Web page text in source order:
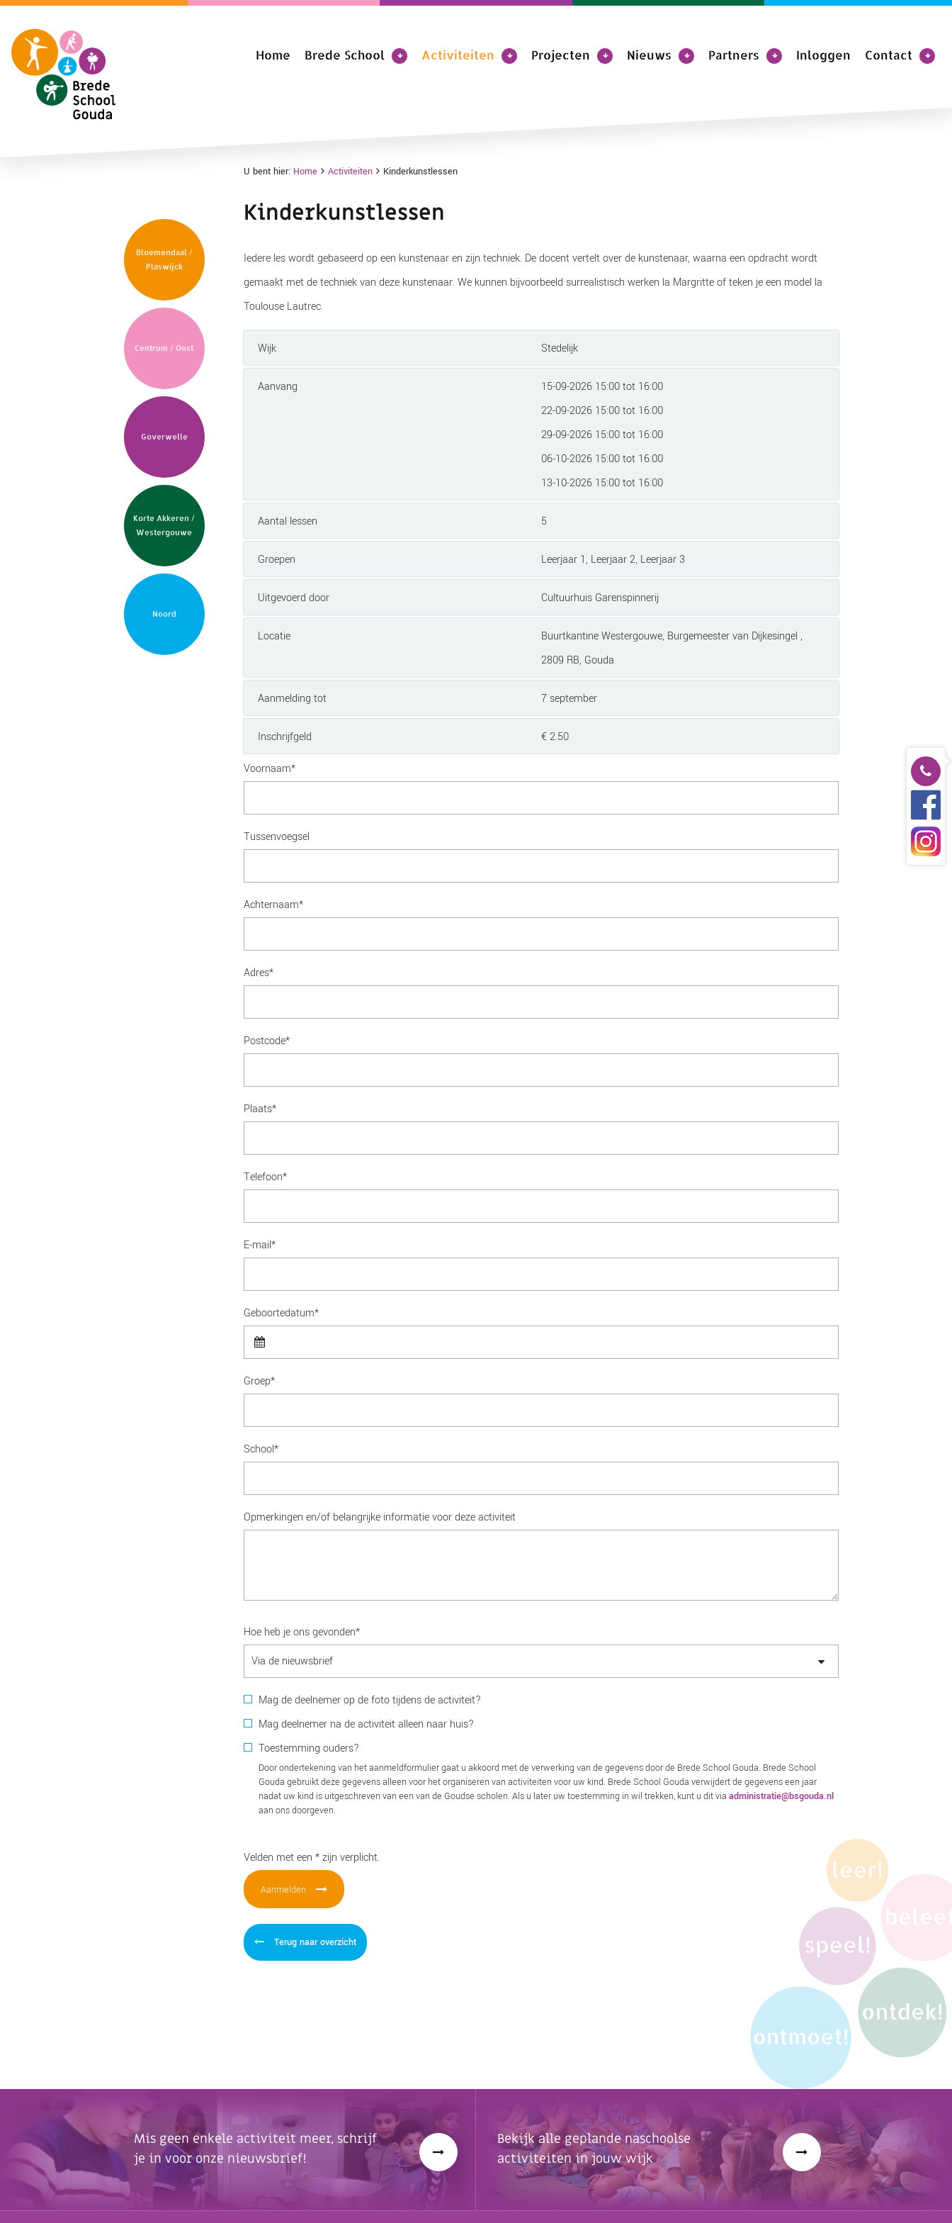
Home Brede School Activiteiten Projecten Nieuws Partners Inloggen Contact
Bloemendaal /
Plaswijck
Centrum / Oost
Goverwelle
Korte Akkeren /
Westergouwe
Noord
U bent hier: Home Activiteiten Kinderkunstlessen
Kinderkunstlessen
Iedere les wordt gebaseerd op een kunstenaar en zijn techniek. De docent vertelt over de kunstenaar, waarna een opdracht wordt
gemaakt met de techniek van deze kunstenaar. We kunnen bijvoorbeeld surrealistisch werken la Margritte of teken je een model la
Toulouse Lautrec.
Wijk Stedelijk
Aanvang
15-09-2026 15:00 tot 16:00
22-09-2026 15:00 tot 16:00
29-09-2026 15:00 tot 16:00
06-10-2026 15:00 tot 16:00
13-10-2026 15:00 tot 16:00
Aantal lessen 5
Groepen Leerjaar 1, Leerjaar 2, Leerjaar 3
Uitgevoerd door Cultuurhuis Garenspinnerij
Locatie
Buurtkantine Westergouwe, Burgemeester van Dijkesingel ,
2809 RB, Gouda
Aanmelding tot 7 september
Inschrijfgeld € 2.50
Voornaam*
Tussenvoegsel
Achternaam*
Adres*
Postcode*
Plaats*
Telefoon*
E-mail*
Geboortedatum*
Groep*
School*
Opmerkingen en/of belangrijke informatie voor deze activiteit
Hoe heb je ons gevonden*
Mag de deelnemer op de foto tijdens de activiteit?
Mag deelnemer na de activiteit alleen naar huis?
Toestemming ouders?
Door ondertekening van het aanmeldformulier gaat u akkoord met de verwerking van de gegevens door de Brede School Gouda. Brede School
Gouda gebruikt deze gegevens alleen voor het organiseren van activiteiten voor uw kind. Brede School Gouda verwijdert de gegevens een jaar
nadat uw kind is uitgeschreven van een van de Goudse scholen. Als u later uw toestemming in wil trekken, kunt u dit via administratie@bsgouda.nl
aan ons doorgeven.
Velden met een * zijn verplicht.
Terug naar overzicht
Mis geen enkele activiteit meer, schrijf
je in voor onze nieuwsbrief!
Bekijk alle geplande naschoolse
activiteiten in jouw wijk
0182-
527101